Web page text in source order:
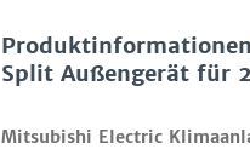
Split Außengerät für
Mitsubishi Electric